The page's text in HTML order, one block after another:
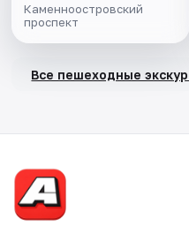
Каменноостровский
проспект
Все пешеходные